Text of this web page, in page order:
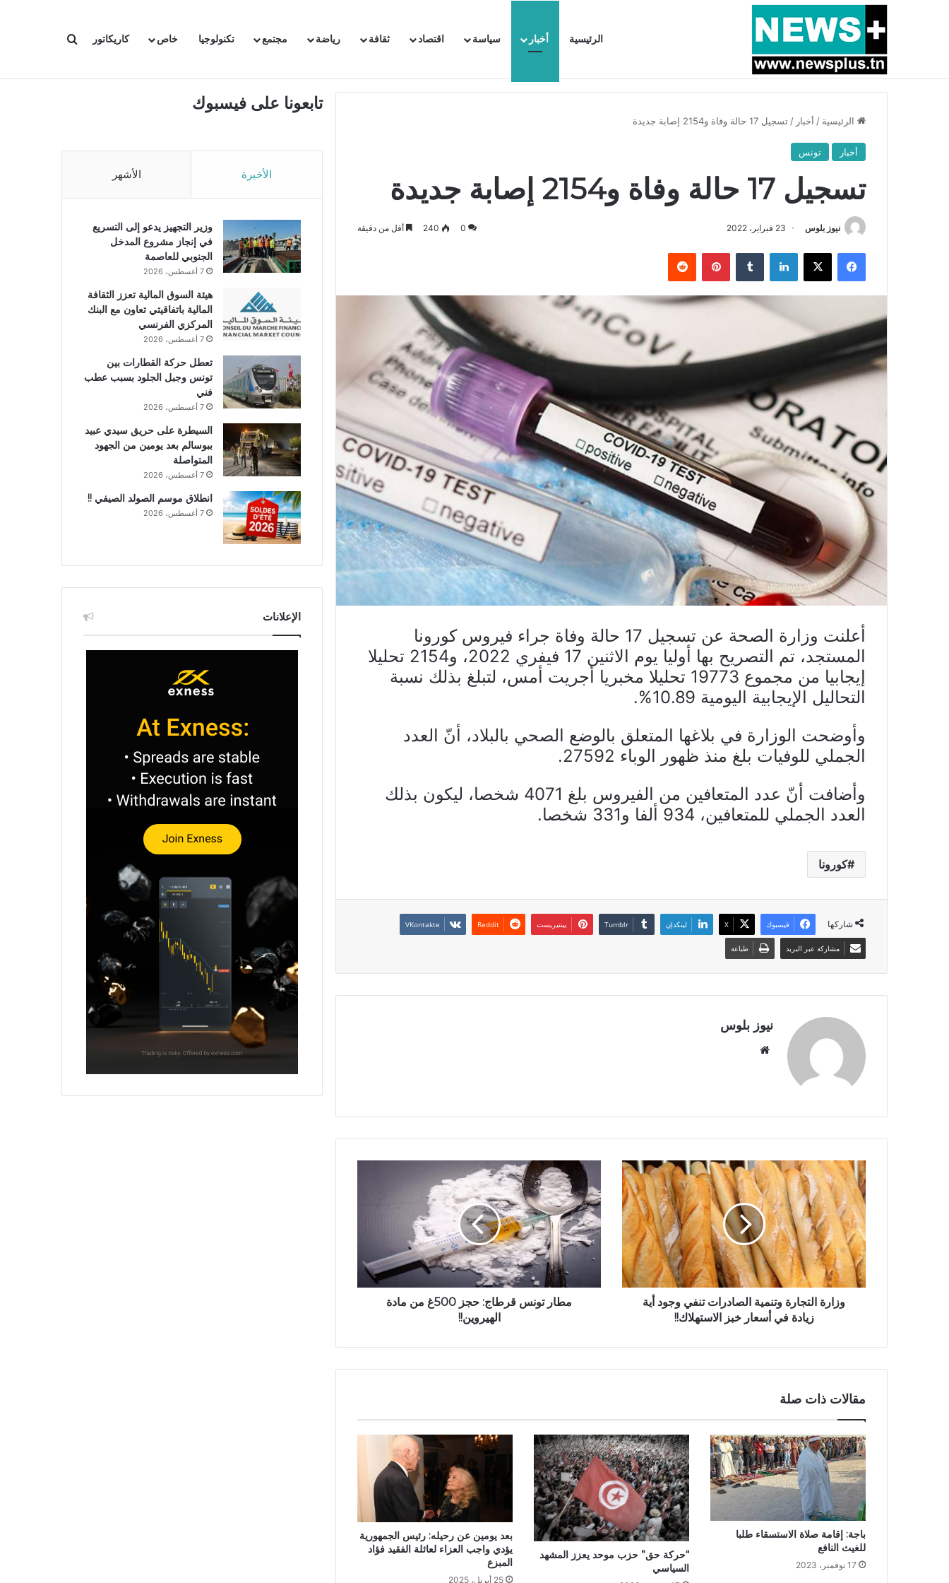
الرئيسية أخبار سياسة اقتصاد ثقافة رياضة مجتمع تكنولوجيا خاص كاريكاتور بحث عن
أخبار عاجلة بسبب المرزوقي وبتكليف من سعيّد: الخارجية تستدعي السفيرة الفرنسية بتونس وتبلغها احتجاجا شديد اللهجة !!
الرئيسية / أخبار / تسجيل 17 حالة وفاة و2154 إصابة جديدة
أخبار تونس
تسجيل 17 حالة وفاة و2154 إصابة جديدة
نيوز بلوس 23 فبراير، 2022 0
240 أقل من دقيقة
فيسبوك X لينكدإن بينتيريست
أعلنت وزارة الصحة عن تسجيل 17 حالة وفاة جراء فيروس كورونا
المستجد، تم التصريح بها أوليا يوم الاثنين 17 فيفري 2022، و2154 تحليلا
إيجابيا من مجموع 19773 تحليلا مخبريا أجريت أمس، لتبلغ بذلك نسبة
التحاليل الإيجابية اليومية 10.89%.
وأوضحت الوزارة في بلاغها المتعلق بالوضع الصحي بالبلاد، أنّ العدد
الجملي للوفيات بلغ منذ ظهور الوباء 27592.
وأضافت أنّ عدد المتعافين من الفيروس بلغ 4071 شخصا، ليكون بذلك
العدد الجملي للمتعافين، 934 ألفا و331 شخصا.
كورونا
شاركها فيسبوك X لينكدإن بينتيريست
مشاركة عبر البريد طباعة
نيوز بلوس
وزارة التجارة وتنمية الصادرات تنفي وجود أية
زيادة في أسعار خبز الاستهلاك!!
مطار تونس قرطاج: حجز 500غ من مادة
الهيروين!!
مقالات ذات صلة
باجة: إقامة صلاة الاستسقاء طلبا
للغيث النافع
17 نوفمبر، 2023
“حركة حق” حزب موحد يعزز المشهد
السياسي
بعد يومين عن رحيله: رئيس الجمهورية
يؤدي واجب العزاء لعائلة الفقيد فؤاد
المبزع
25 أبريل، 2025
تابعونا على فيسبوك
الأخيرة الأشهر
وزير التجهيز يدعو إلى التسريع
في إنجاز مشروع المدخل
الجنوبي للعاصمة
7 أغسطس، 2026
هيئة السوق المالية تعزز الثقافة
المالية باتفاقيتي تعاون مع البنك
المركزي الفرنسي
7 أغسطس، 2026
تعطل حركة القطارات بين
تونس وجبل الجلود بسبب عطب
فني
7 أغسطس، 2026
السيطرة على حريق سيدي عبيد
ببوسالم بعد يومين من الجهود
المتواصلة
7 أغسطس، 2026
انطلاق موسم الصولد الصيفي !!
7 أغسطس، 2026
الإعلانات